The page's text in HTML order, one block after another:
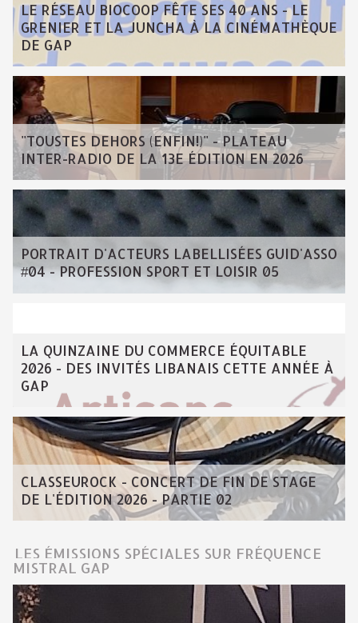
LE RÉSEAU BIOCOOP FÊTE SES 40 ANS - LE
GRENIER ET LA JUNCHA À LA CINÉMATHÈQUE
DE GAP
"TOUSTES DEHORS (ENFIN!)" - PLATEAU
INTER-RADIO DE LA 13E ÉDITION EN 2026
PORTRAIT D'ACTEURS LABELLISÉES GUID'ASSO
#04 - PROFESSION SPORT ET LOISIR 05
LA QUINZAINE DU COMMERCE ÉQUITABLE
2026 - DES INVITÉS LIBANAIS CETTE ANNÉE À
GAP
CLASSEUROCK - CONCERT DE FIN DE STAGE
DE L'ÉDITION 2026 - PARTIE 02
LES ÉMISSIONS SPÉCIALES SUR FRÉQUENCE
MISTRAL GAP